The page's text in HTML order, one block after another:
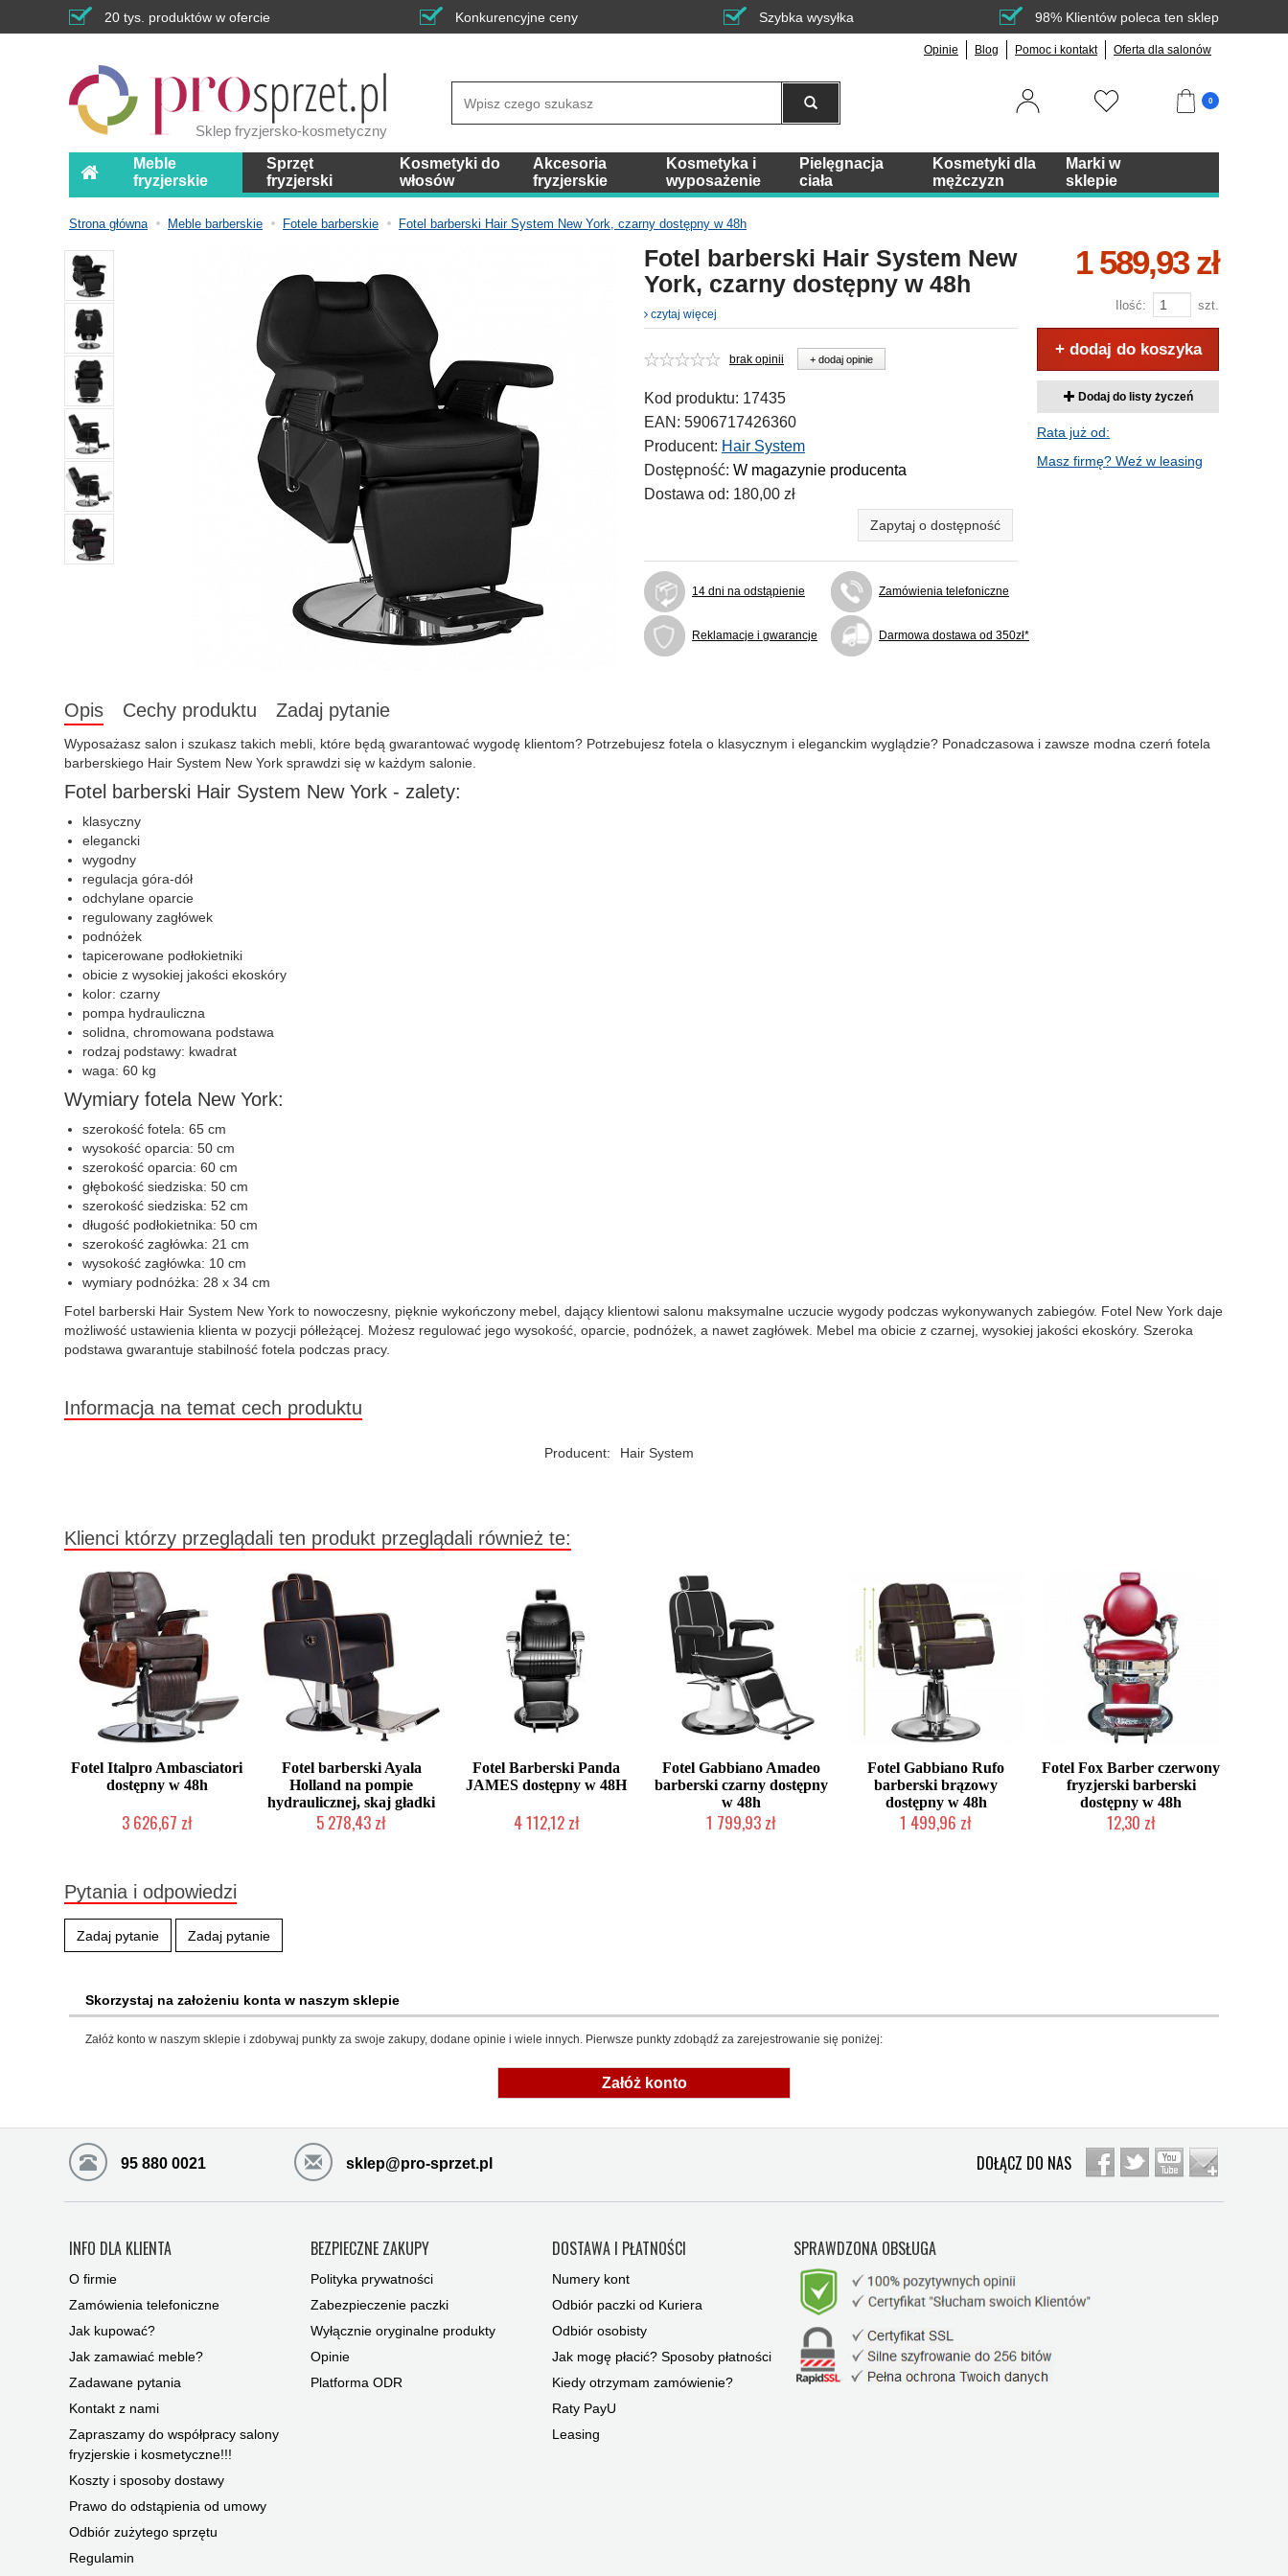
20 tys. produktów w ofercie Konkurencyjne ceny Szybka wysyłka 98% Klientów poleca ten sklep
Opinie Blog Pomoc i kontakt Oferta dla salonów
Sklep fryzjersko-kosmetyczny
0
Meble
fryzjerskie
Sprzęt
fryzjerski
Kosmetyki do
włosów
Akcesoria
fryzjerskie
Kosmetyka i
wyposażenie
Pielęgnacja
ciała
Kosmetyki dla
mężczyzn
Marki w
sklepie
Strona główna Meble barberskie Fotele barberskie Fotel barberski Hair System New York, czarny dostępny w 48h
Fotel barberski Hair System New
York, czarny dostępny w 48h
czytaj więcej
brak opinii + dodaj opinie
Kod produktu: 17435
EAN: 5906717426360
Producent: Hair System
Dostępność: W magazynie producenta
Dostawa od: 180,00 zł
Zapytaj o dostępność
14 dni na odstąpienie Zamówienia telefoniczne
Reklamacje i gwarancje Darmowa dostawa od 350zł*
1 589,93 zł
Ilość: szt.
+ dodaj do koszyka
Dodaj do listy życzeń
Rata już od:
Masz firmę? Weź w leasing
Opis Cechy produktu Zadaj pytanie
Wyposażasz salon i szukasz takich mebli, które będą gwarantować wygodę klientom? Potrzebujesz fotela o klasycznym i eleganckim wyglądzie? Ponadczasowa i zawsze modna czerń fotela
barberskiego Hair System New York sprawdzi się w każdym salonie.
Fotel barberski Hair System New York - zalety:
klasyczny
elegancki
wygodny
regulacja góra-dół
odchylane oparcie
regulowany zagłówek
podnóżek
tapicerowane podłokietniki
obicie z wysokiej jakości ekoskóry
kolor: czarny
pompa hydrauliczna
solidna, chromowana podstawa
rodzaj podstawy: kwadrat
waga: 60 kg
Wymiary fotela New York:
szerokość fotela: 65 cm
wysokość oparcia: 50 cm
szerokość oparcia: 60 cm
głębokość siedziska: 50 cm
szerokość siedziska: 52 cm
długość podłokietnika: 50 cm
szerokość zagłówka: 21 cm
wysokość zagłówka: 10 cm
wymiary podnóżka: 28 x 34 cm
Fotel barberski Hair System New York to nowoczesny, pięknie wykończony mebel, dający klientowi salonu maksymalne uczucie wygody podczas wykonywanych zabiegów. Fotel New York daje
możliwość ustawienia klienta w pozycji półleżącej. Możesz regulować jego wysokość, oparcie, podnóżek, a nawet zagłówek. Mebel ma obicie z czarnej, wysokiej jakości ekoskóry. Szeroka
podstawa gwarantuje stabilność fotela podczas pracy.
Informacja na temat cech produktu
Producent: Hair System
Klienci którzy przeglądali ten produkt przeglądali również te:
Fotel Italpro Ambasciatori
dostępny w 48h
3 626,67 zł
Fotel barberski Ayala
Holland na pompie
hydraulicznej, skaj gładki
5 278,43 zł
Fotel Barberski Panda
JAMES dostępny w 48H
4 112,12 zł
Fotel Gabbiano Amadeo
barberski czarny dostępny
w 48h
1 799,93 zł
Fotel Gabbiano Rufo
barberski brązowy
dostępny w 48h
1 499,96 zł
Fotel Fox Barber czerwony
fryzjerski barberski
dostępny w 48h
12,30 zł
Pytania i odpowiedzi
Zadaj pytanie Zadaj pytanie
Skorzystaj na założeniu konta w naszym sklepie
Załóż konto w naszym sklepie i zdobywaj punkty za swoje zakupy, dodane opinie i wiele innych. Pierwsze punkty zdobądź za zarejestrowanie się poniżej:
Załóż konto
95 880 0021 sklep@pro-sprzet.pl DOŁĄCZ DO NAS
INFO DLA KLIENTA
O firmie
Zamówienia telefoniczne
Jak kupować?
Jak zamawiać meble?
Zadawane pytania
Kontakt z nami
Zapraszamy do współpracy salony
fryzjerskie i kosmetyczne!!!
Koszty i sposoby dostawy
Prawo do odstąpienia od umowy
Odbiór zużytego sprzętu
Regulamin
BEZPIECZNE ZAKUPY
Polityka prywatności
Zabezpieczenie paczki
Wyłącznie oryginalne produkty
Opinie
Platforma ODR
DOSTAWA I PŁATNOŚCI
Numery kont
Odbiór paczki od Kuriera
Odbiór osobisty
Jak mogę płacić? Sposoby płatności
Kiedy otrzymam zamówienie?
Raty PayU
Leasing
SPRAWDZONA OBSŁUGA